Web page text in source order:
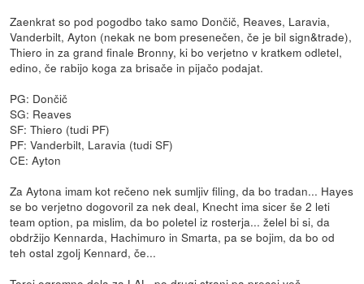
Zaenkrat so pod pogodbo tako samo Dončič, Reaves, Laravia,
Vanderbilt, Ayton (nekak ne bom presenečen, če je bil sign&trade),
Thiero in za grand finale Bronny, ki bo verjetno v kratkem odletel,
edino, če rabijo koga za brisače in pijačo podajat.
PG: Dončič
SG: Reaves
SF: Thiero (tudi PF)
PF: Vanderbilt, Laravia (tudi SF)
CE: Ayton
Za Aytona imam kot rečeno nek sumljiv filing, da bo tradan... Hayes
se bo verjetno dogovoril za nek deal, Knecht ima sicer še 2 leti
team option, pa mislim, da bo poletel iz rosterja... želel bi si, da
obdržijo Kennarda, Hachimuro in Smarta, pa se bojim, da bo od
teh ostal zgolj Kennard, če...